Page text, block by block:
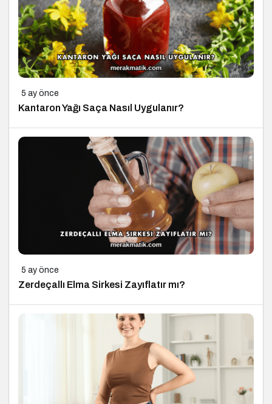
5 ay önce
Kantaron Yağı Saça Nasıl Uygulanır?
5 ay önce
Zerdeçallı Elma Sirkesi Zayıflatır mı?